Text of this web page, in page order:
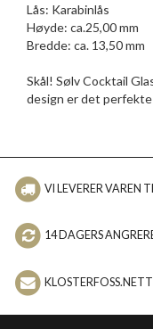
Lås: Karabinlås
Høyde: ca.25,00 mm
Bredde: ca. 13,50 mm
Skål! Sølv Cocktail
design er det
VI LEVERER VAREN
14 DAGERS